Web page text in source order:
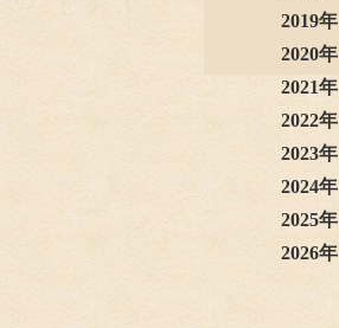
2019年
2020年
2021年
2022年
2023年
2024年
2025年
2026年